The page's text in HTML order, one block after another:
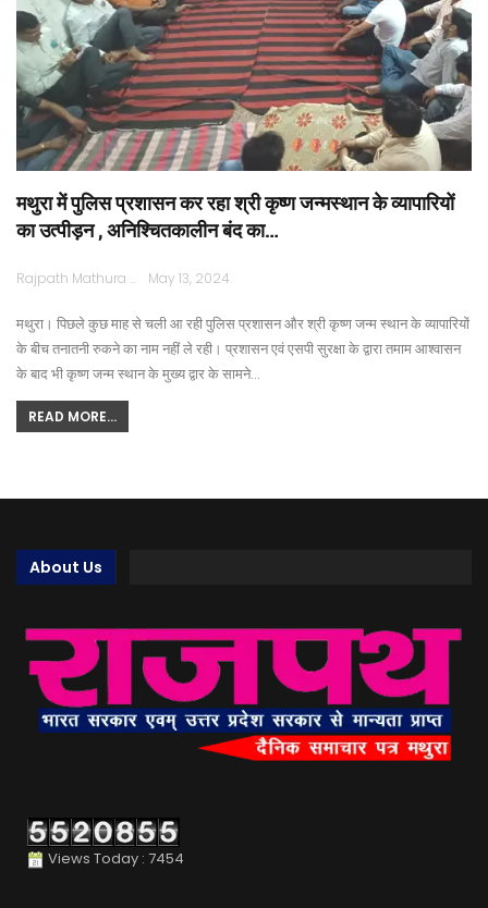
मथुरा में पुलिस प्रशासन कर रहा श्री कृष्ण जन्मस्थान के व्यापारियों
का उत्पीड़न , अनिश्चितकालीन बंद का…
Rajpath Mathura May 13, 2024
मथुरा। पिछले कुछ माह से चली आ रही पुलिस प्रशासन और श्री कृष्ण जन्म स्थान के व्यापारियों
के बीच तनातनी रुकने का नाम नहीं ले रही। प्रशासन एवं एसपी सुरक्षा के द्वारा तमाम आश्वासन
के बाद भी कृष्ण जन्म स्थान के मुख्य द्वार के सामने…
READ MORE...
About Us
Views Today : 7454